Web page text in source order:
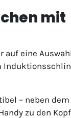
mit
auf eine
– neben dem
zu den